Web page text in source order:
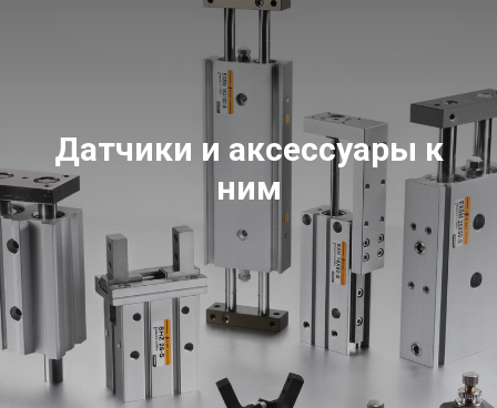
Датчики и аксессуары к
ним